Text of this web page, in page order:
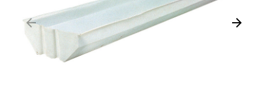
arrow_backward Weiter
arrow_forward